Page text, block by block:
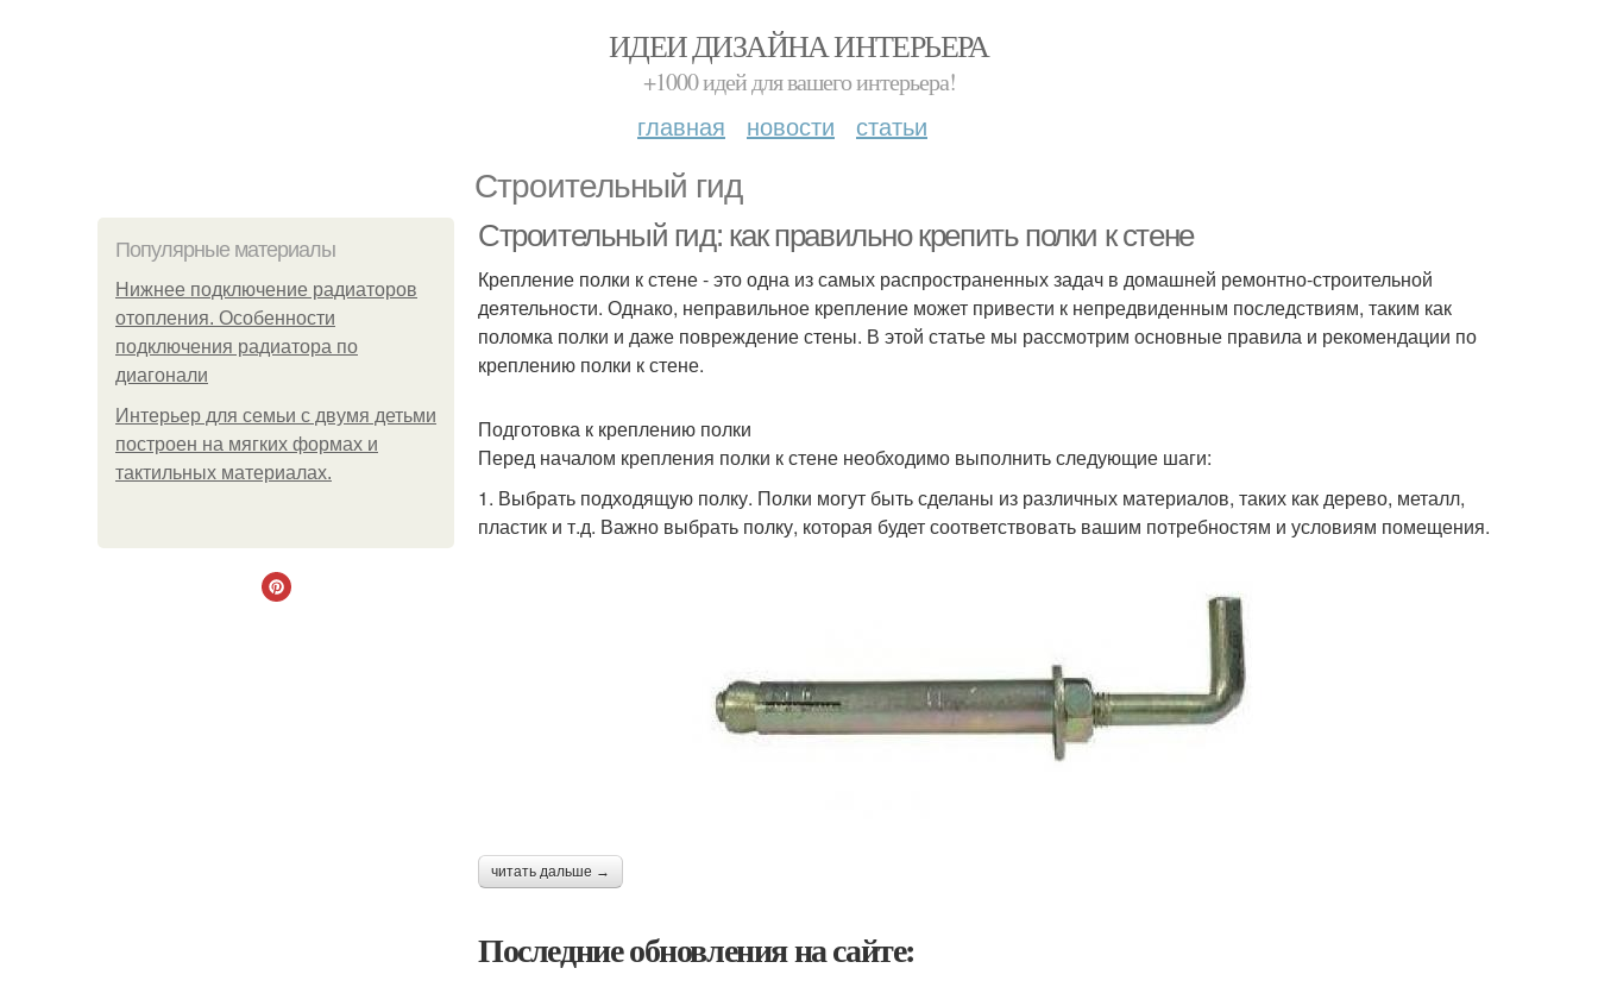
ИДЕИ ДИЗАЙНА ИНТЕРЬЕРА
+1000 идей для вашего интерьера!
главная новости статьи
Строительный гид
Популярные материалы
Нижнее подключение радиаторов
отопления. Особенности
подключения радиатора по
диагонали
Интерьер для семьи с двумя детьми
построен на мягких формах и
тактильных материалах.
Строительный гид: как правильно крепить полки к стене
Крепление полки к стене - это одна из самых распространенных задач в домашней ремонтно-строительной
деятельности. Однако, неправильное крепление может привести к непредвиденным последствиям, таким как
поломка полки и даже повреждение стены. В этой статье мы рассмотрим основные правила и рекомендации по
креплению полки к стене.
Подготовка к креплению полки
Перед началом крепления полки к стене необходимо выполнить следующие шаги:
1. Выбрать подходящую полку. Полки могут быть сделаны из различных материалов, таких как дерево, металл,
пластик и т.д. Важно выбрать полку, которая будет соответствовать вашим потребностям и условиям помещения.
читать дальше →
Последние обновления на сайте: